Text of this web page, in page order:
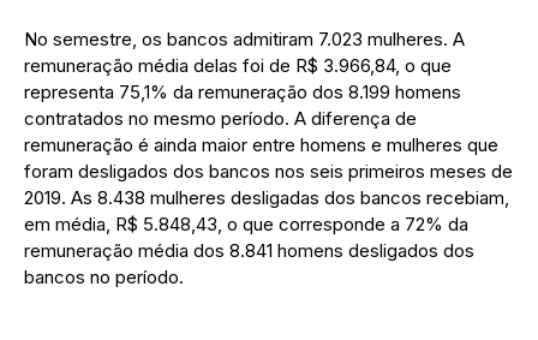
No semestre, os bancos admitiram 7.023 mulheres. A
remuneração média delas foi de R$ 3.966,84, o que
representa 75,1% da remuneração dos 8.199 homens
contratados no mesmo período. A diferença de
remuneração é ainda maior entre homens e mulheres que
foram desligados dos bancos nos seis primeiros meses de
2019. As 8.438 mulheres desligadas dos bancos recebiam,
em média, R$ 5.848,43, o que corresponde a 72% da
remuneração média dos 8.841 homens desligados dos
bancos no período.